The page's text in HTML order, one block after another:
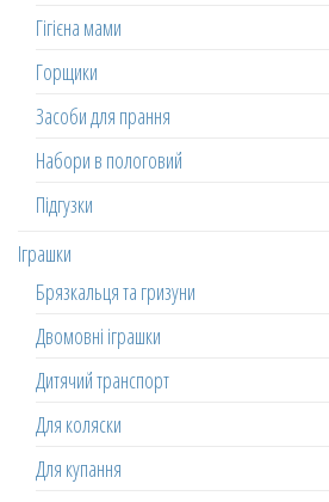
Гігієна мами
Горщики
Засоби для прання
Набори в пологовий
Підгузки
Іграшки
Брязкальця та гризуни
Двомовні іграшки
Дитячий транспорт
Для коляски
Для купання